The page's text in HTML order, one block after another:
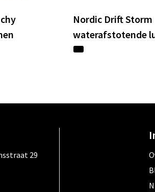
Nordic Drift Storm
waterafstotende
29